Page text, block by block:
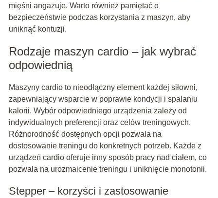
mięśni angażuje. Warto również pamiętać o
bezpieczeństwie podczas korzystania z maszyn, aby
uniknąć kontuzji.
Rodzaje maszyn cardio – jak wybrać
odpowiednią
Maszyny cardio to nieodłączny element każdej siłowni,
zapewniający wsparcie w poprawie kondycji i spalaniu
kalorii. Wybór odpowiedniego urządzenia zależy od
indywidualnych preferencji oraz celów treningowych.
Różnorodność dostępnych opcji pozwala na
dostosowanie treningu do konkretnych potrzeb. Każde z
urządzeń cardio oferuje inny sposób pracy nad ciałem, co
pozwala na urozmaicenie treningu i uniknięcie monotonii.
Stepper – korzyści i zastosowanie